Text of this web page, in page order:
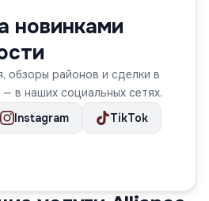
новинками
обзоры районов и сделки в
в наших социальных сетях.
Instagram TikTok